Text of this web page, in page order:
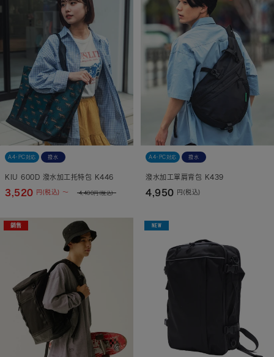
A4・PC対応 撥水
KIU 600D 潑水加工托特包 K446
3,520 円(税込) ～ 4,400円(税込)
A4・PC対応 撥水
潑水加工單肩背包 K439
4,950 円(税込)
銷售 NEW